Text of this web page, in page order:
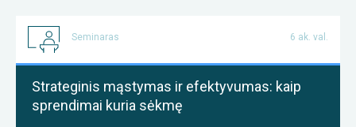
Seminaras 6 ak. val.
Strateginis mąstymas ir efektyvumas: kaip
sprendimai kuria sėkmę